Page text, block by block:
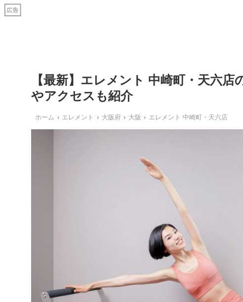
【最新】エレメント 中崎町・天六
やアクセスも紹介
ホーム エレメント 大阪府 大阪 エレメント 中崎町・天六店